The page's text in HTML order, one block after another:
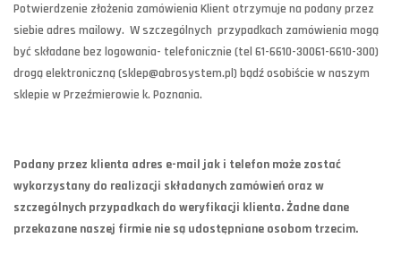
Potwierdzenie złożenia zamówienia Klient otrzymuje na podany przez
siebie adres mailowy. W szczególnych przypadkach zamówienia mogą
być składane bez logowania- telefonicznie (tel 61-6610-30061-6610-300)
drogą elektroniczną (sklep@abrosystem.pl) bądź osobiście w naszym
sklepie w Przeźmierowie k. Poznania.
Podany przez klienta adres e-mail jak i telefon może zostać
wykorzystany do realizacji składanych zamówień oraz w
szczególnych przypadkach do weryfikacji klienta. Żadne dane
przekazane naszej firmie nie są udostępniane osobom trzecim.